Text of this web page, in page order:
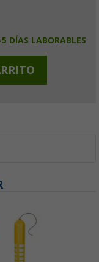
DÍAS LABORABLES